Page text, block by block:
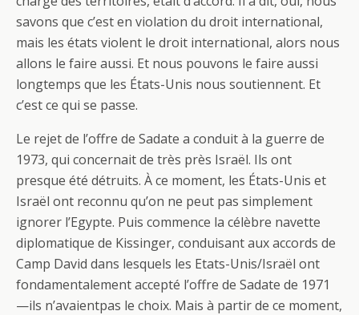
savons que c’est en violation du droit international,
mais les états violent le droit international, alors nous
allons le faire aussi. Et nous pouvons le faire aussi
longtemps que les États-Unis nous soutiennent. Et
c’est ce qui se passe.
Le rejet de l’offre de Sadate a conduit à la guerre de
1973, qui concernait de très près Israël. Ils ont
presque été détruits. À ce moment, les États-Unis et
Israël ont reconnu qu’on ne peut pas simplement
ignorer l’Egypte. Puis commence la célèbre navette
diplomatique de Kissinger, conduisant aux accords de
Camp David dans lesquels les Etats-Unis/Israël ont
fondamentalement accepté l’offre de Sadate de 1971
—ils n’avaientpas le choix. Mais à partir de ce moment,